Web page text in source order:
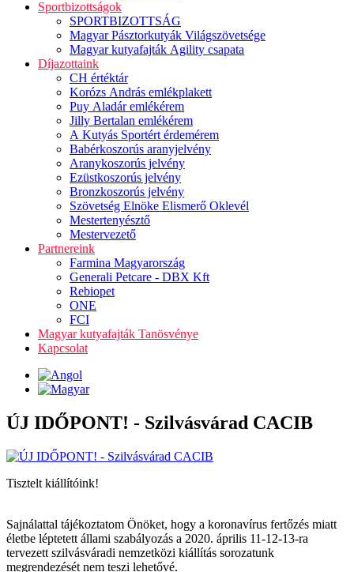
Sportbizottságok
SPORTBIZOTTSÁG
Magyar Pásztorkutyák Világszövetsége
Magyar kutyafajták Agility csapata
Díjazottaink
CH értéktár
Korózs András emlékplakett
Puy Aladár emlékérem
Jilly Bertalan emlékérem
A Kutyás Sportért érdemérem
Babérkoszorús aranyjelvény
Aranykoszorús jelvény
Ezüstkoszorús jelvény
Bronzkoszorús jelvény
Szövetség Elnöke Elismerő Oklevél
Mestertenyésztő
Mestervezető
Partnereink
Farmina Magyarország
Generali Petcare - DBX Kft
Rebiopet
ONE
FCI
Magyar kutyafajták Tanösvénye
Kapcsolat
ÚJ IDŐPONT! - Szilvásvárad CACIB
Tisztelt kiállítóink!
Sajnálattal tájékoztatom Önöket, hogy a koronavírus fertőzés miatt
életbe léptetett állami szabályozás a 2020. április 11-12-13-ra
tervezett szilvásváradi nemzetközi kiállítás sorozatunk
megrendezését nem teszi lehetővé.